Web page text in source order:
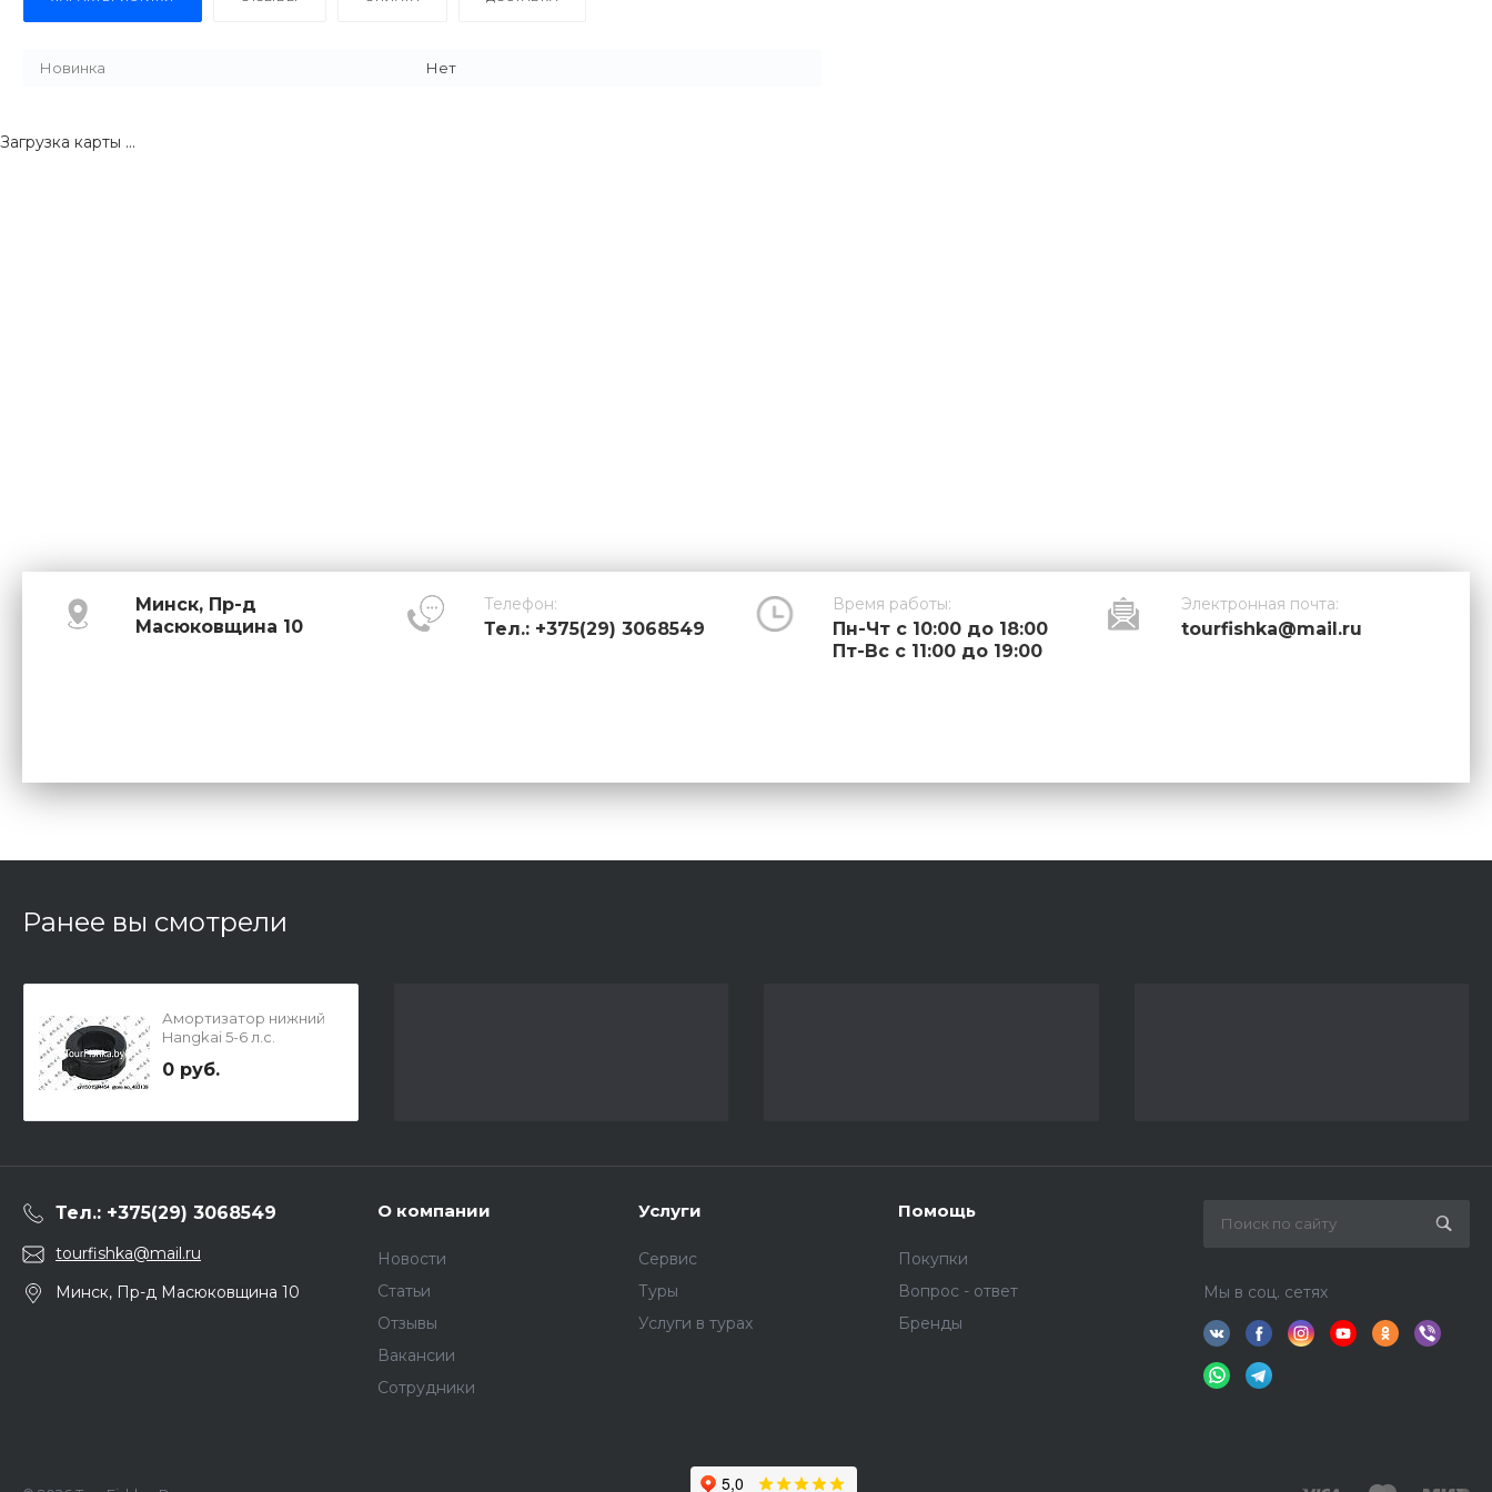
Новинка Нет
Загрузка карты ...
Минск, Пр-д
Масюковщина 10
Телефон:
Тел.: +375(29) 3068549
Время работы:
Пн-Чт с 10:00 до 18:00
Пт-Вс с 11:00 до 19:00
Электронная почта:
tourfishka@mail.ru
Ранее вы смотрели
Амортизатор нижний
Hangkai 5-6 л.с.
0 руб.
Тел.: +375(29) 3068549
tourfishka@mail.ru
Минск, Пр-д Масюковщина 10
О компании
Новости
Статьи
Отзывы
Вакансии
Сотрудники
Услуги
Сервис
Туры
Услуги в турах
Помощь
Покупки
Вопрос - ответ
Бренды
Мы в соц. сетях